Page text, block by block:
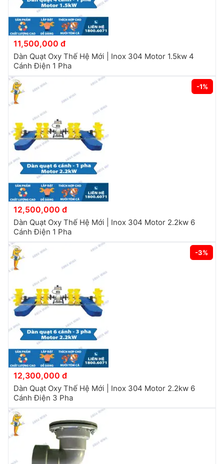
11,500,000 đ
Dàn Quạt Oxy Thế Hệ Mới | Inox 304 Motor 1.5kw 4
Cánh Điện 1 Pha
-1%
12,500,000 đ
Dàn Quạt Oxy Thế Hệ Mới | Inox 304 Motor 2.2kw 6
Cánh Điện 1 Pha
-3%
12,300,000 đ
Dàn Quạt Oxy Thế Hệ Mới | Inox 304 Motor 2.2kw 6
Cánh Điện 3 Pha